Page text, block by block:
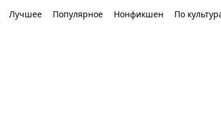
Лучшее Популярное Нонфикшен По